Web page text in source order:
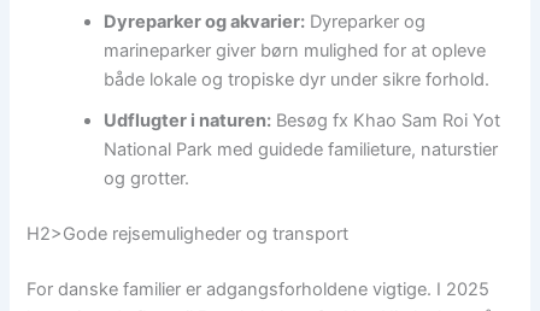
Dyreparker og akvarier: Dyreparker og
marineparker giver børn mulighed for at opleve
både lokale og tropiske dyr under sikre forhold.
Udflugter i naturen: Besøg fx Khao Sam Roi Yot
National Park med guidede familieture, naturstier
og grotter.
H2>Gode rejsemuligheder og transport
For danske familier er adgangsforholdene vigtige. I 2025